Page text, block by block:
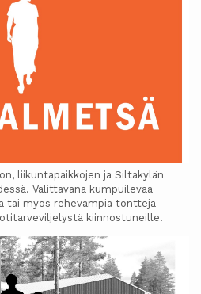
liikuntapaikkojen ja Siltakylän
Valittavana kumpuilevaa
tai myös rehevämpiä tontteja
kiinnostuneille.